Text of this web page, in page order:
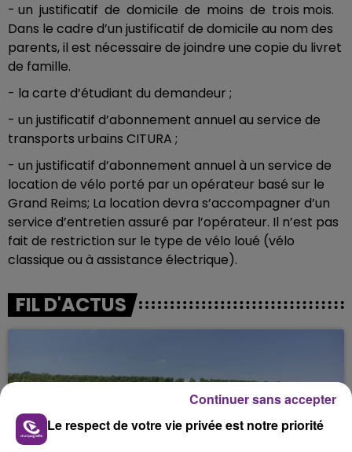
- un justificatif de domicile de moins de trois mois.
Dans le cadre d’un justificatif de domicile au nom des
parents, il est nécessaire de joindre une copie du livret
de famille.
- la carte d’étudiant du demandeur ;
- un justificatif d’abonnement annuel au service de
transports urbains CITURA ;
- un justificatif d’abonnement annuel à un service de
location de vélo porté par un opérateur basé sur le
Grand Reims; La location devra s’accompagner d’un
service d’entretien assuré par l’opérateur. Il n’est pas
fait de restriction sur le type de vélo loué (vélo
classique ou à assistance électrique).
FIL D'ACTUS
Le respect de votre vie privée est notre priorité
Continuer sans accepter